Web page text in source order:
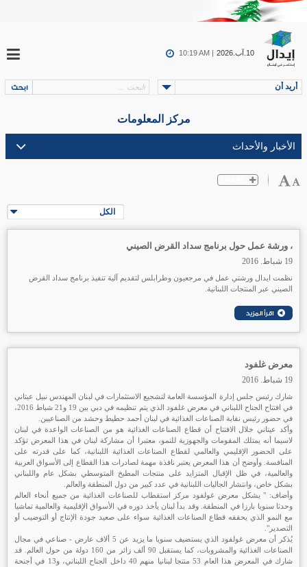
10.آب.2026 10:19 AM |
أريد أن
مركز المعلومات
الكل
، ورشة عمل حول برنامج سداد القرض الصيني
19 شباط. 2016
نظمت ايدال ورشتي عمل في مرجعيون وطرابلس لتقديم آلية تنفيذ برنامج سداد القرض
الصيني عبر المنتجات اللبنانية.
معرض غلفود
19 شباط. 2016
شارك رئيس جلس إدارة المؤسسة العامة لتشجيع الاستثمارات في لبنان المهندس نبيل عيتاني
في افتتاح الجناح اللبناني في معرض غلفود الذي يتم تنظيمه في دبي بين 19 و21 شباط 2016،
في حضور رئيس نقابة الصناعات الغذائية في لبنان أحمد حطيط وحشد من الصناعيين.
وأكد عيتاني خلال الافتتاح أن قطاع الصناعات الغذائية هو من الصناعات الواعدة في لبنان
لاسيما أنه يمتلك المقومات والجهوزية للنمو، معتبرا أن مشاركة لبنان في هذا المعرض تؤكد
على الحضور الإقليمي والعالمي لقطاع الصناعات الغذائية اللبنانية، كما على قدرته على
المنافسة. وأوضح أن هذا المعرض يعتبر نافذة مهمة لصادرات هذا القطاع إلى الأسواق العربية
والعالمية، في ظل الإقبال المتزايد على منتجات المطبخ المتوسطي بشكل عام واللبناني
بشكل خاص، وانتشار الجاليات اللبنانية في عدد كبير من دول المنطقة والعالم.
وأضاف: " يشكل معرض غولفود مركز استقطاب للصناعات الغذائية من جميع أنحاء العالم
وحدثا سنويا بارزا في المنطقة. وقد بدأ لبنان يأخذ دوره في الأسواق الإقليمية والعالمية تماشيا
مع النمو الذي يحققه قطاع الصناعات الغذائية سواء على صعيد جودة الإنتاج أو التوضيب أو
التصدير".
يُذكر أن معرض غولفود الذي يستضيف سنويا ما يزيد عن 5 ألاف عارض - صناعي في مجال
الصناعات الغذائية والمشروبات، كما يستقبل 90 ألف زائر من 160 دولة من حول العالم. قد
شارك في المعرض هذا العام 53 منتجا لبنانيا منهم 40 داخل الجناح اللبناني، و13 في أجنحة